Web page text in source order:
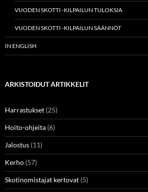
VUODEN SKOTTI -KILPAILUN TULOKSIA
VUODEN SKOTTI -KILPAILUN SÄÄNNÖT
IN ENGLISH
ARKISTOIDUT ARTIKKELIT
Harrastukset (25)
Hoito-ohjeita (6)
Jalostus (11)
Kerho (57)
Skotinomistajat kertovat (5)